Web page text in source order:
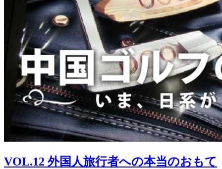
VOL.12 外国人旅行者への本当のおもて